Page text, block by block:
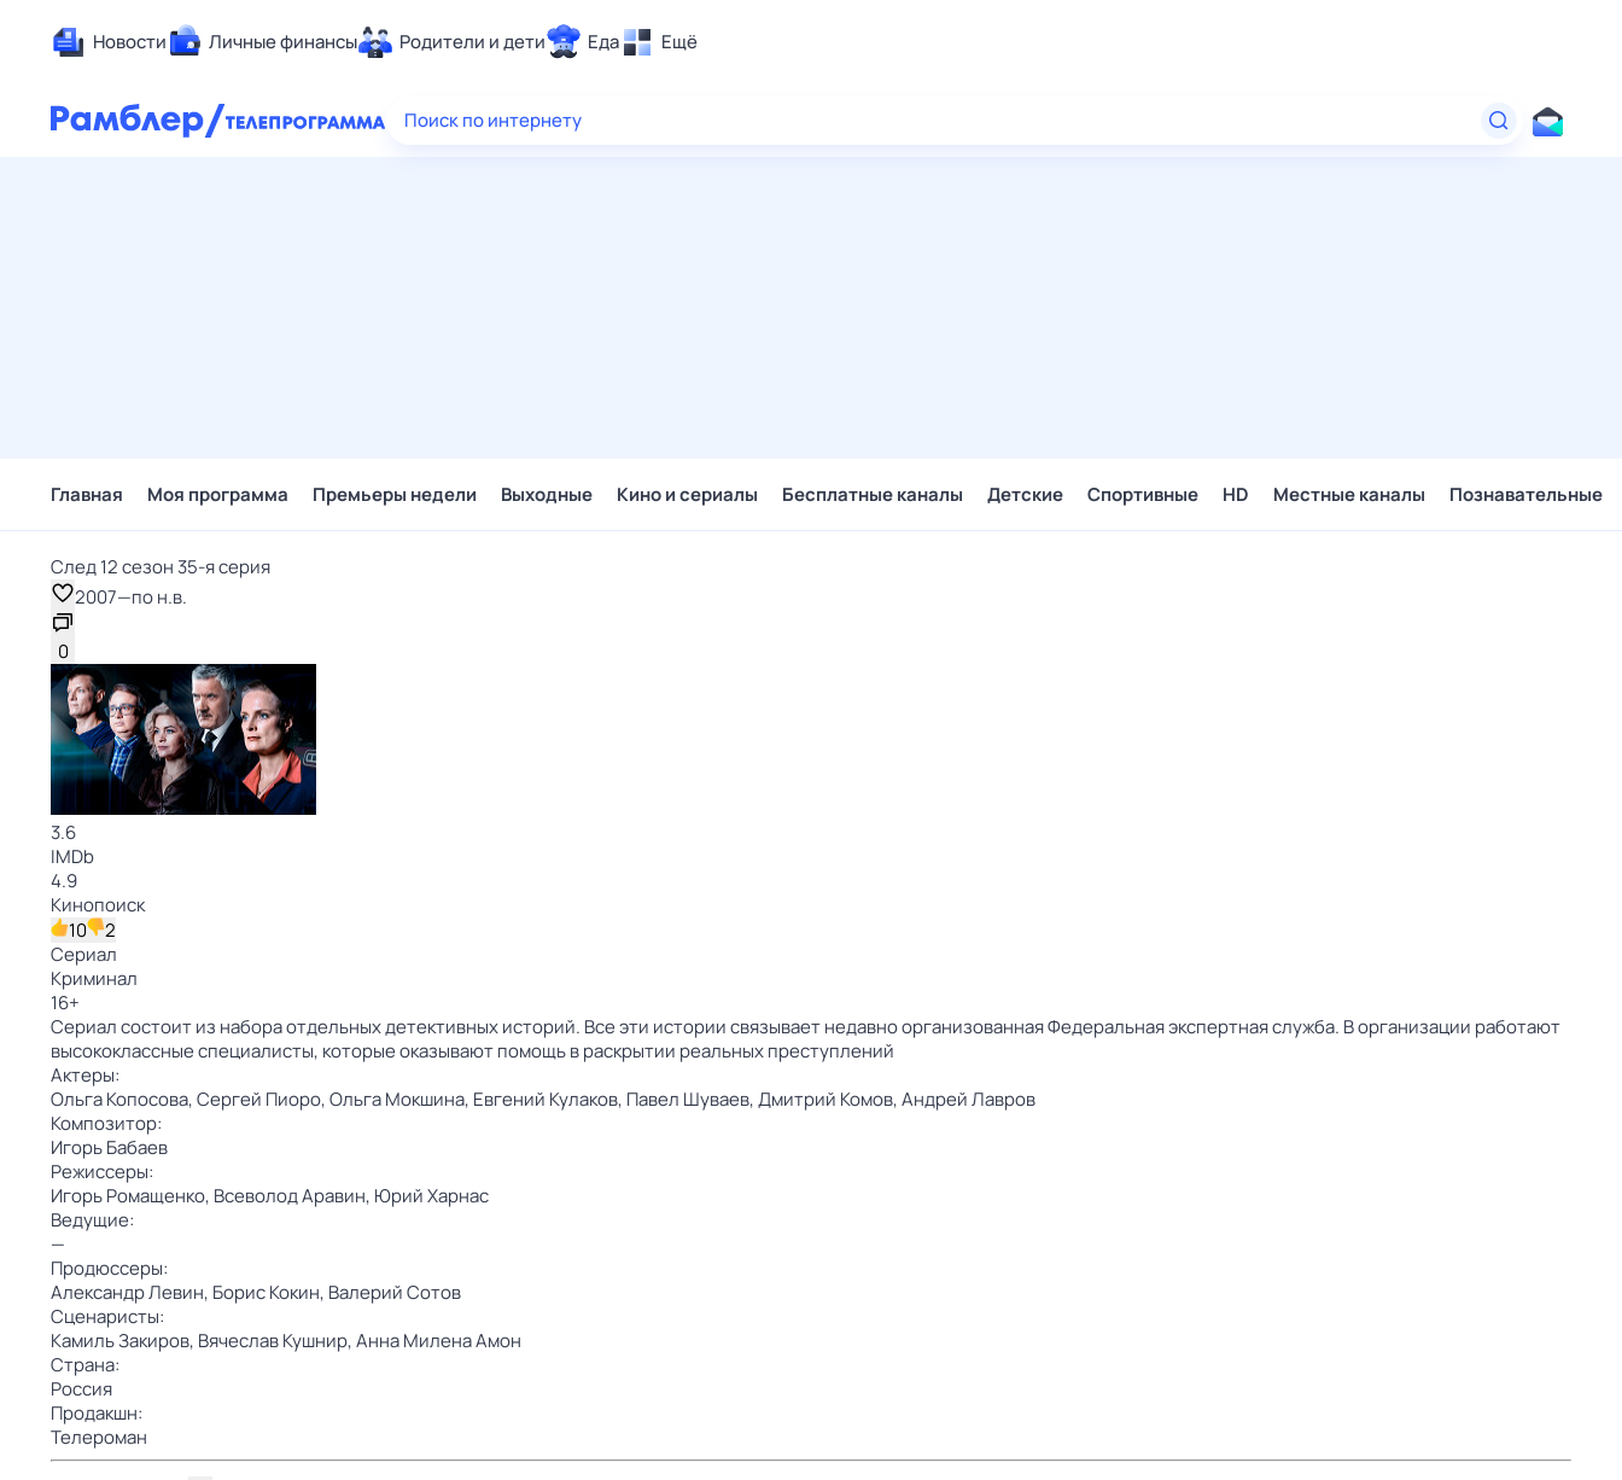
Новости Личные финансы Родители и дети Еда Ещё
Здоровье
Поиск по интернету
Главная Моя программа Премьеры недели Выходные Кино и сериалы Бесплатные каналы Детские Спортивные HD Местные каналы Познавательные
След 12 сезон 35-я серия
2007—по н.в.
0
3.6
IMDb
4.9
Кинопоиск
10
2
Сериал
Криминал
16+
Сериал состоит из набора отдельных детективных историй. Все эти истории связывает недавно организованная Федеральная экспертная служба. В организации работают
высококлассные специалисты, которые оказывают помощь в раскрытии реальных преступлений
Актеры:
Ольга Копосова,Сергей Пиоро,Ольга Мокшина, Евгений Кулаков, Павел Шуваев,Дмитрий Комов,Андрей Лавров
Композитор:
Игорь Бабаев
Режиссеры:
Игорь Ромащенко, Всеволод Аравин, Юрий Харнас
Ведущие:
—
Продюссеры:
Александр Левин, Борис Кокин, Валерий Сотов
Сценаристы:
Камиль Закиров, Вячеслав Кушнир,Анна Милена Амон
Страна:
Россия
Продакшн:
Телероман